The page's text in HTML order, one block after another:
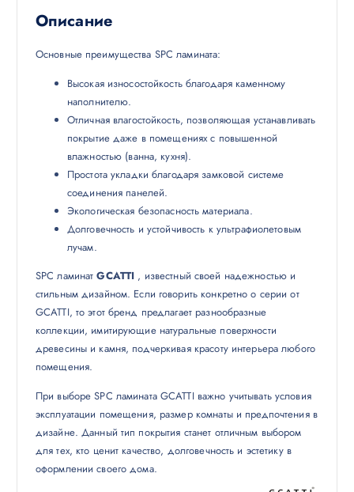
Описание
Основные преимущества SPC ламината:
Высокая износостойкость благодаря каменному
наполнителю.
Отличная влагостойкость, позволяющая устанавливать
покрытие даже в помещениях с повышенной
влажностью (ванна, кухня).
Простота укладки благодаря замковой системе
соединения панелей.
Экологическая безопасность материала.
Долговечность и устойчивость к ультрафиолетовым
лучам.
SPC ламинатGCATTI , известный своей надежностью и
стильным дизайном. Если говорить конкретно о серии от
GCATTI, то этот бренд предлагает разнообразные
коллекции, имитирующие натуральные поверхности
древесины и камня, подчеркивая красоту интерьера любого
помещения.
При выборе SPC ламината GCATTI важно учитывать условия
эксплуатации помещения, размер комнаты и предпочтения в
дизайне. Данный тип покрытия станет отличным выбором
для тех, кто ценит качество, долговечность и эстетику в
оформлении своего дома.